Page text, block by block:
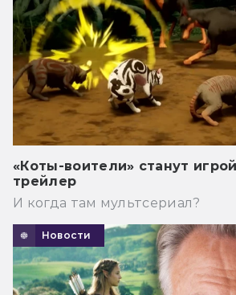
«Коты-воители» станут
трейлер
И когда там мультсериал?
Новости